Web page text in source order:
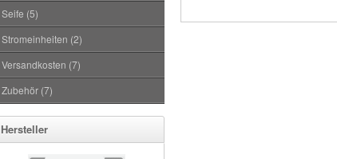
Seife (5)
Stromeinheiten (2)
Versandkosten (7)
Zubehör (7)
Hersteller